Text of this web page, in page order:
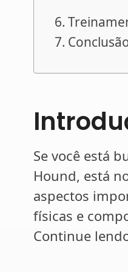
Se você está
Hound, está
aspectos
físicas e
Continue